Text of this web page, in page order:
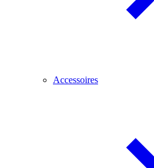
Accessoires